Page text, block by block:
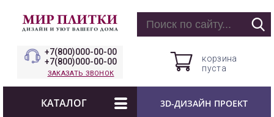
+7(800)000-00-00
+7(800)000-00-00
ЗАКАЗАТЬ ЗВОНОК
корзина
пуста
КАТАЛОГ 3D-ДИЗАЙН ПРОЕКТ